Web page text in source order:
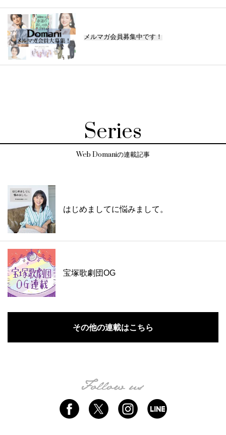
メルマガ会員募集中です！
Series
Web Domaniの連載記事
はじめましてに悩みまして。
宝塚歌劇団OG
その他の連載はこちら